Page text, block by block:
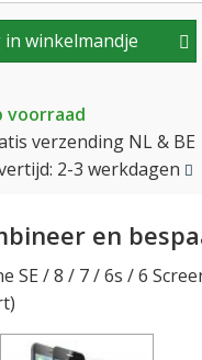
in winkelmandje
voorraad
verzending NL & BE
2-3 werkdagen
en
SE / 8 / 7 / 6s / 6